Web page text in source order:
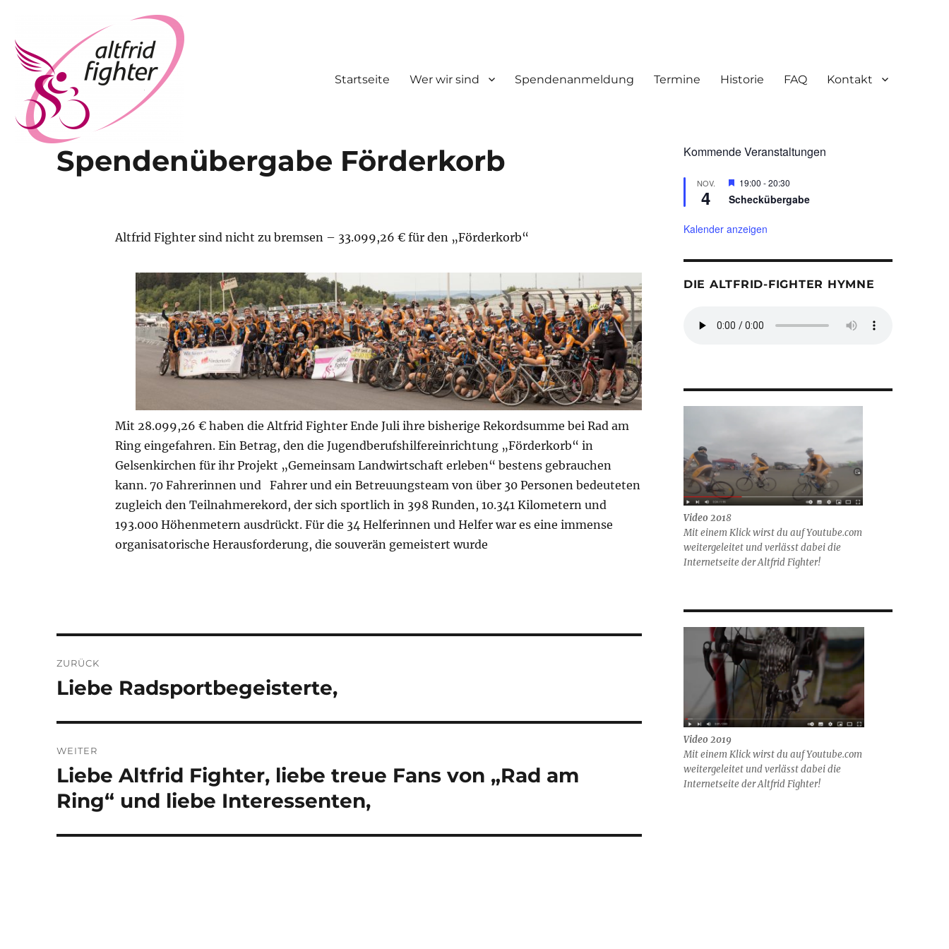
Altfrid Fighter
Startseite Wer wir sind Spendenanmeldung Termine Historie FAQ Kontakt
Spendenübergabe Förderkorb
Altfrid Fighter sind nicht zu bremsen – 33.099,26 € für den „Förderkorb“
Mit 28.099,26 € haben die Altfrid Fighter Ende Juli ihre bis­herige Rekordsumme bei Rad am
Ring eingefahren. Ein Betrag, den die Jugendberufs­hilfereinrichtung „Förderkorb“ in
Gelsenkirchen für ihr Projekt „Gemeinsam Landwirtschaft erleben“ bes­tens gebrauchen
kann. 70 Fahrerinnen und Fahrer und ein Betreu­ungsteam von über 30 Perso­nen bedeuteten
zugleich den Teilnahmere­kord, der sich sportlich in 398 Runden, 10.341 Kilometern und
193.000 Höhen­metern aus­drückt. Für die 34 Helferinnen und Helfer war es eine immense
orga­nisatorische Herausforderung, die souverän gemeistert wurde
ZURÜCK
Vorheriger
Liebe Radsportbegeisterte,
WEITER
Nächster
Beitrag:
Liebe Altfrid Fighter, liebe treue Fans von „Rad am
Ring“ und liebe Interessenten,
Kommende Veranstaltungen
NOV.
4
H
e
r
o
e
o
19:00 -20:30
Scheckübergabe
Kalender anzeigen
DIE ALTFRID-FIGHTER HYMNE
Video 2018
Mit einem Klick wirst du auf Youtube.com
weitergeleitet und verlässt dabei die
Internetseite der Altfrid Fighter!
Video 2019
Mit einem Klick wirst du auf Youtube.com
weitergeleitet und verlässt dabei die
Internetseite der Altfrid Fighter!